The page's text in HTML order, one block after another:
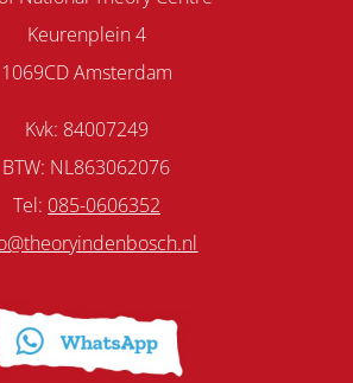
Keurenplein 4
1069CD Amsterdam
Kvk: 84007249
BTW: NL863062076
Tel: 085-0606352